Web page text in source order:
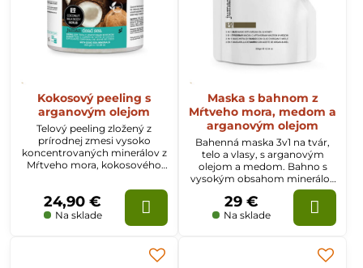
Kokosový peeling s
arganovým olejom
Telový peeling zložený z
prírodnej zmesi vysoko
koncentrovaných minerálov z
Mŕtveho mora, kokosového
odstraňuje odumreté bunky z
povrchu kože.
Na sklade
24,90 €
Maska s bahnom z
Mŕtveho mora, medom a
arganovým olejom
Bahenná maska 3v1 na tvár,
telo a vlasy, s arganovým
olejom a medom. Bahno s
vysokým obsahom minerálov
z Mŕtveho mora, v kombinácii
s koncentrovanými
prírodnými zložkami, účinne
pôsobí na všetky typy pleti a
Na sklade
29 €